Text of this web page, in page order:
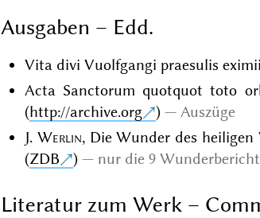
Ausgaben – Edd.
Vita divi Vuolfgangi praesulis
Acta Sanctorum quotquot toto
(http://archive.org )
Auszüge
J. Werlin, Die Wunder des heiligen
(ZDB ) nur die 9
Literatur zum Werk –